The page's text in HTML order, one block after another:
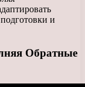
и
Обратные